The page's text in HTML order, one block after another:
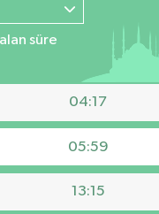
süre
04:17
05:59
13:15